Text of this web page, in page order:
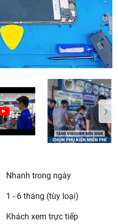
›
Nhanh trong ngày
1 - 6 tháng (tùy loại)
Khách xem trực tiếp